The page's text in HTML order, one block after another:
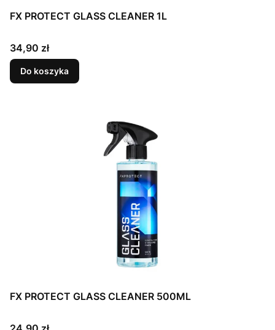
FX PROTECT GLASS CLEANER 1L
Cena
34,90 zł
Do koszyka
FX PROTECT GLASS CLEANER 500ML
Cena